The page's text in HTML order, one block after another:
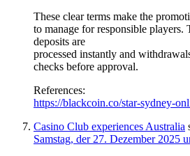
These clear terms make the
to manage for responsible players.
deposits are
processed instantly and
checks before approval.
References:
https://blackcoin.co/star-sydney-
Casino Club experiences Australia
Samstag, der 27. Dezember 2025